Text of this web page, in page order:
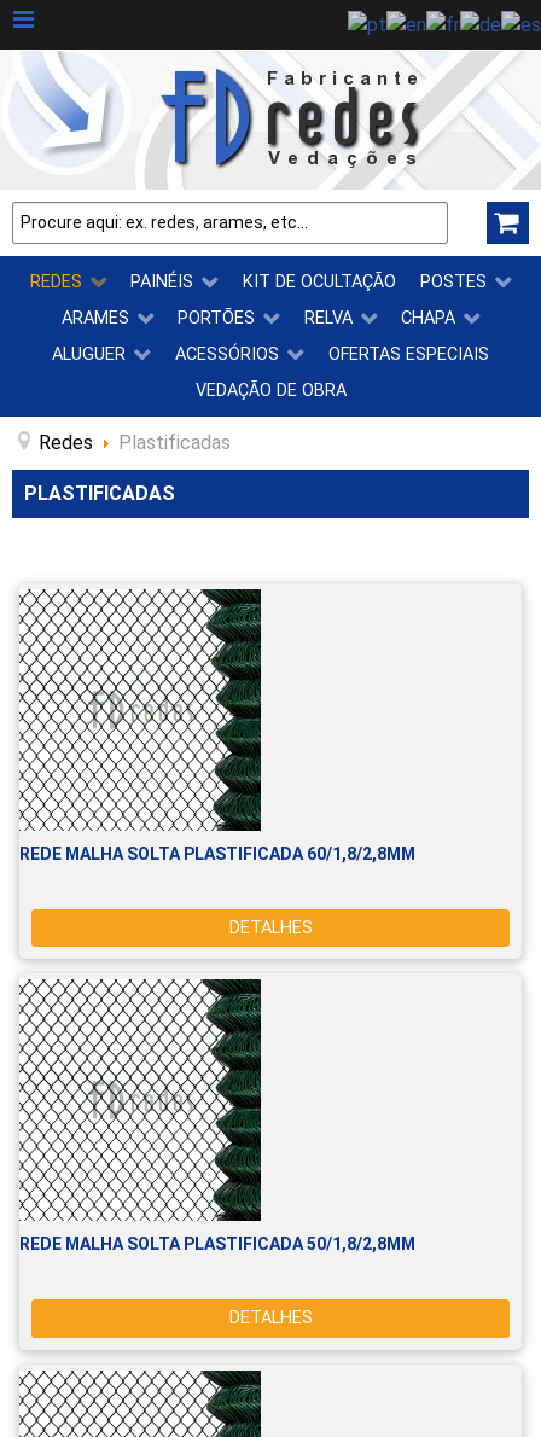
REDES PAINÉIS KIT DE OCULTAÇÃO
POSTES
ARAMES
PORTÕES RELVA
CHAPA
ALUGUER
ACESSÓRIOS
OFERTAS ESPECIAIS
VEDAÇÃO DE OBRA
Redes Plastificadas
PLASTIFICADAS
REDE MALHA SOLTA PLASTIFICADA 60/1,8/2,8MM
DETALHES
REDE MALHA SOLTA PLASTIFICADA 50/1,8/2,8MM
DETALHES